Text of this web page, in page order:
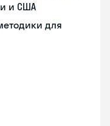
и США
для